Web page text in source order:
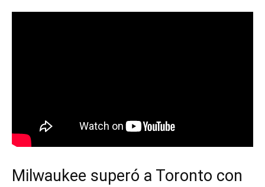
Milwaukee superó a Toronto con